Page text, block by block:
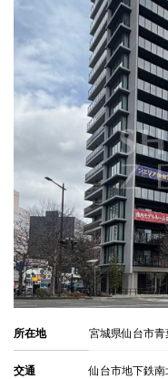
所在地 宮城県仙台市
交通
仙台市地下鉄